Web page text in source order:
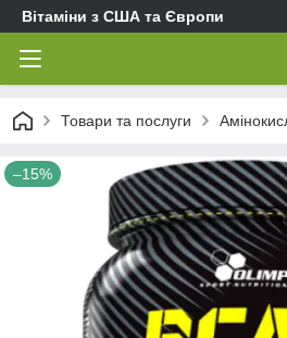
Вітаміни з США та Європи
Товари та послуги
–15%